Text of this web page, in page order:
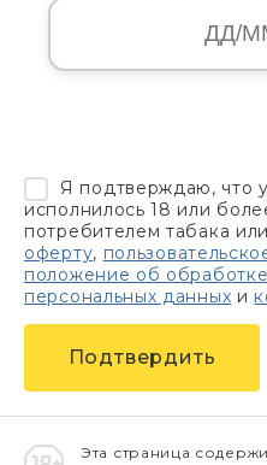
Я подтверждаю, что
исполнилось 18 или
потребителем табака
оферту,
положение об
персональных данных и
Эта страница